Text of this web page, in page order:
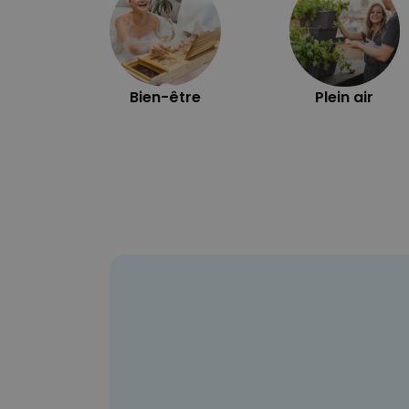
Bien-être Plein air